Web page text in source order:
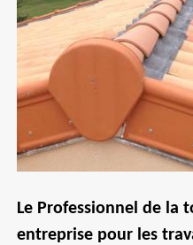
Le Professionnel de la
entreprise pour les